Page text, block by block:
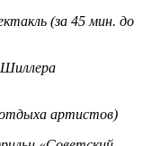
(за 45 мин. до
отдыха артистов)